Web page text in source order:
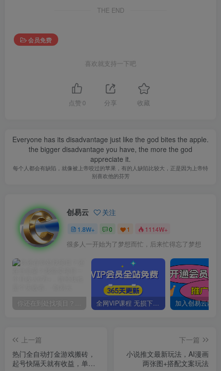
THE END
会员免费
喜欢就支持一下吧
点赞 0 分享 收藏
Everyone has its disadvantage just like the god bites the apple.
the bigger disadvantage you have, the more the god
appreciate it.
每个人都会有缺陷，就像被上帝咬过的苹果，有的人缺陷比较大，正是因为上帝特
别喜欢他的芬芳
创易云 关注
1.8W+ 0 1 1114W+
很多人一开始为了梦想而忙，后来忙得忘了梦想
你还在到处找项目？还在当韭菜？我靠卖项目一个月收入5万+，曾经我也是个失败者。 全网VIP课程 无损下载~
上一篇
热门全自动打金游戏搬砖，
起号快隔天就有收益，单号
下一篇
小说推文最新玩法，AI漫画
两张图+搭配文案玩法